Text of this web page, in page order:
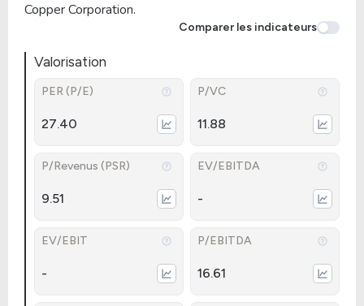
Copper Corporation.
Comparer les indicateurs
Valorisation
PER (P/E)
27.40
P/VC
11.88
P/Revenus (PSR)
9.51
EV/EBITDA
-
EV/EBIT
-
P/EBITDA
16.61